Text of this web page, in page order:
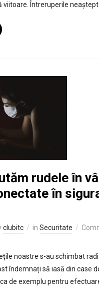
viitoare. Întreruperile
rudele în
în
clubitc in Securitate
noastre s-au schimbat
îndemnați să iasă din case
de exemplu pentru